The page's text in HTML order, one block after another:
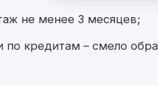
не менее 3 месяцев;
кредитам – смело